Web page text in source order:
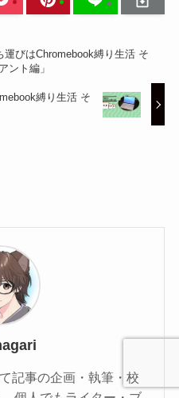
運びはChromebook縛り生活 そ
ント編」
縛り生活 そ
記事の企画・執筆・校